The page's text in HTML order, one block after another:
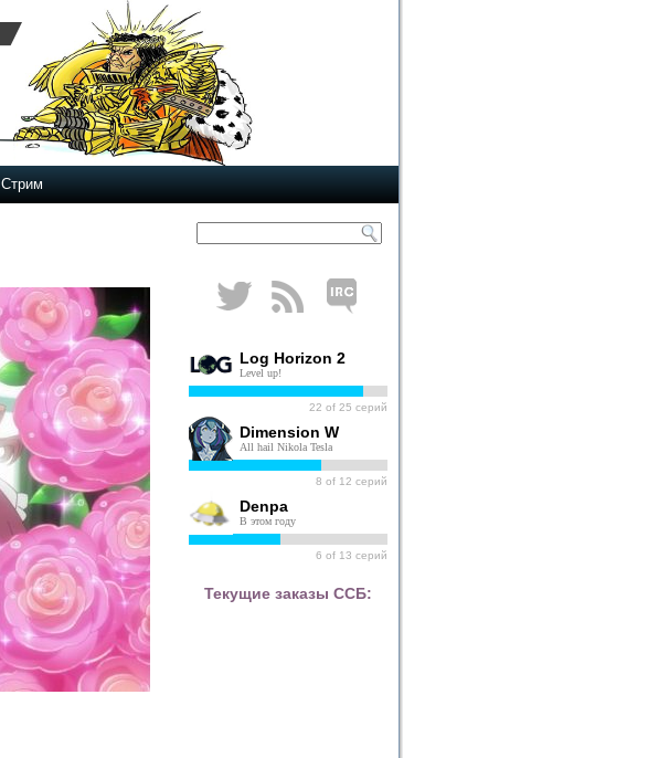
Стрим
Log Horizon 2
Level up!
22 of 25 серий
Dimension W
All hail Nikola Tesla
8 of 12 серий
Denpa
В этом году
6 of 13 серий
Текущие заказы ССБ: